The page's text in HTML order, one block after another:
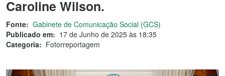
Caroline Wilson.
Fonte: Gabinete de Comunicação Social (GCS)
Publicado em: 17 de Junho de 2025 às 18:35
Categoria: Fotorreportagem